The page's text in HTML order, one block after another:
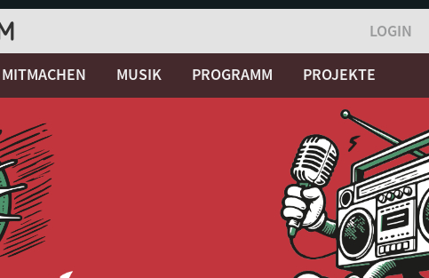
LOGIN
MITMACHEN MUSIK PROGRAMM PROJEKTE